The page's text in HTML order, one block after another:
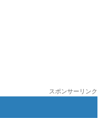
スポンサーリンク